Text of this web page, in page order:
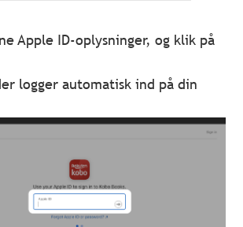
Apple ID-oplysninger, og klik på
logger automatisk ind på din